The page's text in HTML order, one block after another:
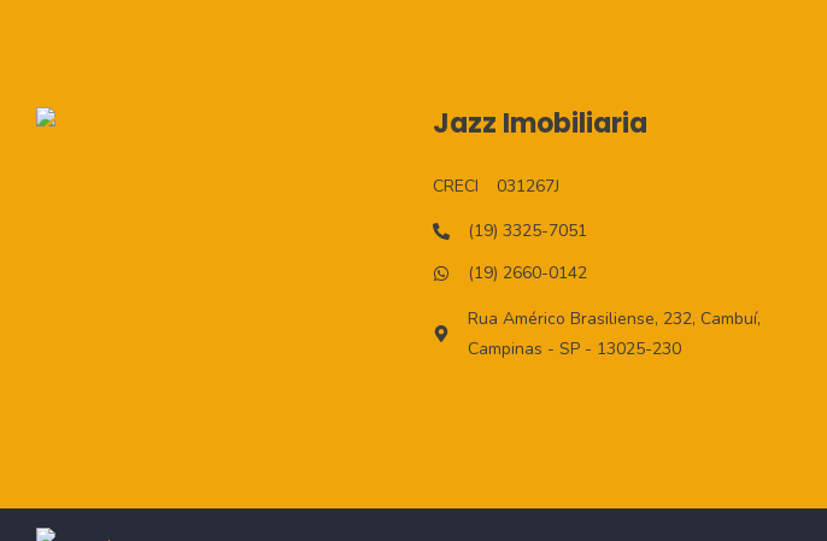
Jazz Imobiliaria
CRECI
031267J
(19) 3325-7051
(19) 2660-0142
Rua Américo Brasiliense, 232, Cambuí,
Campinas - SP - 13025-230